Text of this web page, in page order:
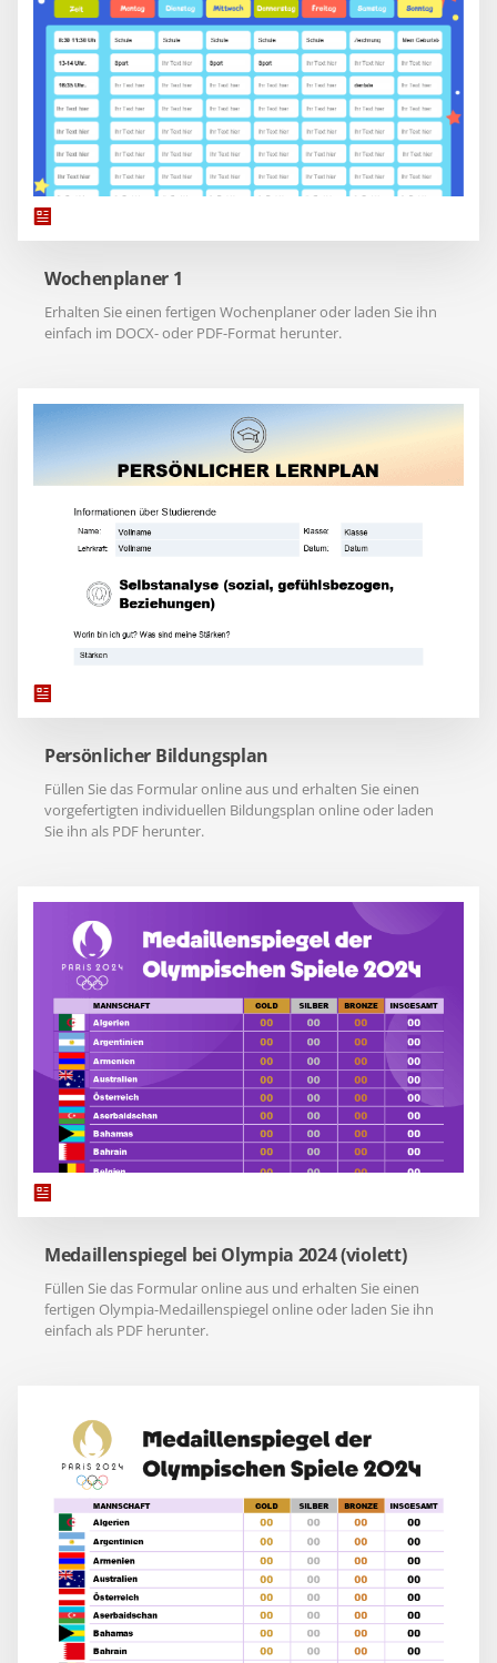
Wochenplaner 1
Erhalten Sie einen fertigen Wochenplaner oder laden Sie ihn
einfach im DOCX- oder PDF-Format herunter.
Persönlicher Bildungsplan
Füllen Sie das Formular online aus und erhalten Sie einen
vorgefertigten individuellen Bildungsplan online oder laden
Sie ihn als PDF herunter.
Medaillenspiegel bei Olympia 2024 (violett)
Füllen Sie das Formular online aus und erhalten Sie einen
fertigen Olympia-Medaillenspiegel online oder laden Sie ihn
einfach als PDF herunter.